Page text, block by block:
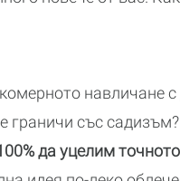
навличане с
граничи със садизъм?
да уцелим